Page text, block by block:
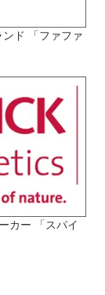
ド 「ファファ
カー 「スパイ